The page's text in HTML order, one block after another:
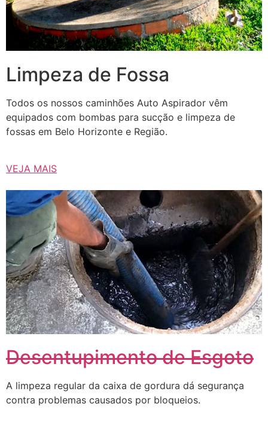
Limpeza de Fossa
Todos os nossos caminhões Auto Aspirador vêm
equipados com bombas para sucção e limpeza de
fossas em Belo Horizonte e Região.
VEJA MAIS
Desentupimento de Esgoto
A limpeza regular da caixa de gordura dá segurança
contra problemas causados ​​por bloqueios.